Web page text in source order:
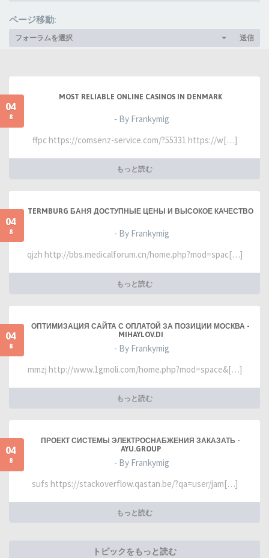
ページ移動:
フォーラムを選択 送信
04
8
MOST RELIABLE ONLINE CASINOS IN DENMARK
- By Frankymig
ffpc https://comsenz-service.com/?55331 https://w[…]
もっと読む
04
8
TERMBURG БАНЯ ДОСТУПНЫЕ ЦЕНЫ И ВЫСОКОЕ КАЧЕСТВО
- By Frankymig
qjzh http://bbs.medicalforum.cn/home.php?mod=spac[…]
もっと読む
04
8
ОПТИМИЗАЦИЯ САЙТА С ОПЛАТОЙ ЗА ПОЗИЦИИ МОСКВА -
MIHAYLOV.DI
- By Frankymig
mmzj http://www.1gmoli.com/home.php?mod=space&[…]
もっと読む
04
8
ПРОЕКТ СИСТЕМЫ ЭЛЕКТРОСНАБЖЕНИЯ ЗАКАЗАТЬ -
AYU.GROUP
- By Frankymig
sufs https://stackoverflow.qastan.be/?qa=user/jam[…]
もっと読む
トピックをもっと読む